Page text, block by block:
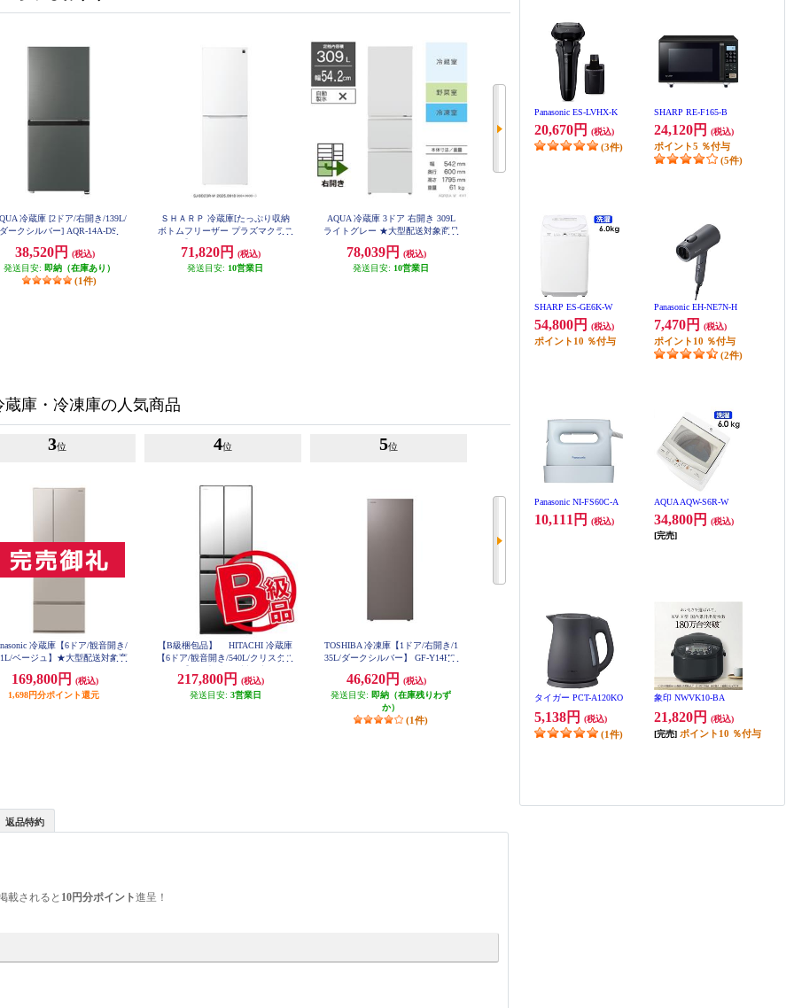
Panasonic ES-LVHX-K
20,670円 (税込)
(3件)
SHARP RE-F165-B
24,120円 (税込)
ポイント5 ％付与
(5件)
SHARP ES-GE6K-W
54,800円 (税込)
ポイント 10 ％付与
Panasonic EH-NE7N-H
7,470円 (税込)
ポイント 10 ％付与
(2件)
Panasonic NI-FS60C-A
10,111円 (税込)
AQUA AQW-S6R-W
34,800円
(税込)
[完売]
タイガー PCT-A120KO
5,138円 (税込)
(1件)
象印 NWVK10-BA
21,820円
(税込)
[完売] ポイント 10 ％付与
冷蔵庫 [2ドア/右開き/139L/
ダークシルバー] AQR-14A-DS
38,520円
(税込)
発送目安: 即納（在庫あり）
(1件)
ＳＨＡＲＰ 冷蔵庫[たっぷり収納
ボトムフリーザー プラズマクラス
ホワイト】★大型配送対象商品 SJ
-BD23R-W
71,820円
(税込)
発送目安: 10営業日
AQUA 冷蔵庫 3ドア 右開き 309L
ライトグレー ★大型配送対象商品
78,039円
(税込)
発送目安: 10営業日
AQUA 冷蔵庫 3ドア 右開き 309L
ライトグレー ★大型配送対象商品
マットグレージュ] AQR-17A-C
49,320円
発送目安:
蔵庫・冷凍庫の人気商品
3位
冷蔵庫【6ドア/観音開き/
ベージュ】★大型配送対象商
169,800円
(税込)
1,698円分ポイント還元
4位
【B級梱包品】 HITACHI 冷蔵庫
【6ドア/観音開き/540L/クリスタル
RHXC54X-X
217,800円
(税込)
発送目安: 3営業日
5位
TOSHIBA 冷凍庫【1ドア/右開き/1
35L/ダークシルバー】 GF-Y14HS-
46,620円
(税込)
発送目安: 即納（在庫残りわず
か）
(1件)
6 位
【数量限定特価】 AQUA 冷蔵庫 4
ドア 左開き 362L ブライトダーク
シルバー ★大型商品配送対象 AQ
R-36R2L-DS
79,800円(税込)
798円分ポイント還元
7位
Panasonic 冷蔵庫 インバータ搭載 2
ドア 右開き 156L マットオフホワ
イト NR-B16C3-W
43,780円(税込)
437円分ポイント還元
返品特約
載されると 10円分ポイント進呈！